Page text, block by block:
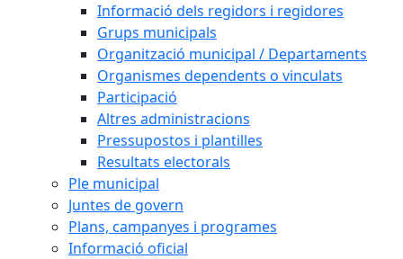
Informació dels regidors i regidores
Grups municipals
Organització municipal / Departaments
Organismes dependents o vinculats
Participació
Altres administracions
Pressupostos i plantilles
Resultats electorals
Ple municipal
Juntes de govern
Plans, campanyes i programes
Informació oficial